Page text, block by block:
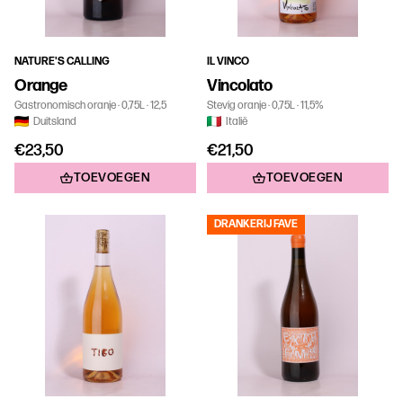
NATURE'S CALLING
Orange
Gastronomisch oranje 0,75L 12,5
Duitsland
€23,50
TOEVOEGEN
IL VINCO
Vincolato
Stevig oranje 0,75L 11,5%
Italië
€21,50
TOEVOEGEN
DRANKERIJ FAVE